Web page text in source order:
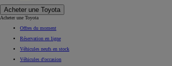
Acheter une Toyota
Acheter une Toyota
Offres du moment
Réservation en ligne
Véhicules neufs en stock
Véhicules d'occasion